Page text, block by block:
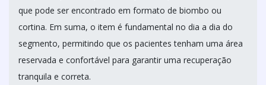
que pode ser encontrado em formato de biombo ou
cortina. Em suma, o item é fundamental no dia a dia do
segmento, permitindo que os pacientes tenham uma área
reservada e confortável para garantir uma recuperação
tranquila e correta.